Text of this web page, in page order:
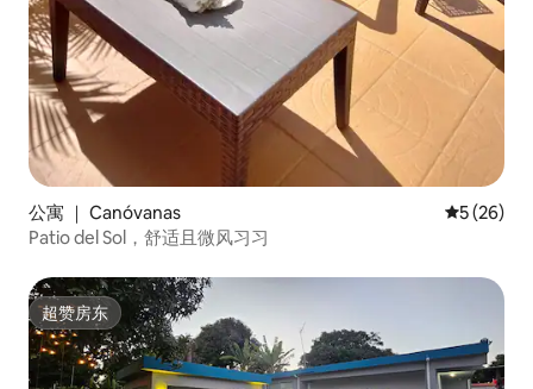
公寓 ｜ Canóvanas 平均评分
5 (26)
Patio del Sol，舒适且微风习习
超赞房东
超赞房东